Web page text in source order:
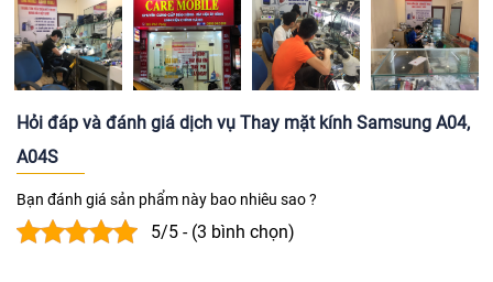
Hỏi đáp và đánh giá dịch vụ Thay mặt kính Samsung A04,
A04S
Bạn đánh giá sản phẩm này bao nhiêu sao ?
5/5 - (3 bình chọn)